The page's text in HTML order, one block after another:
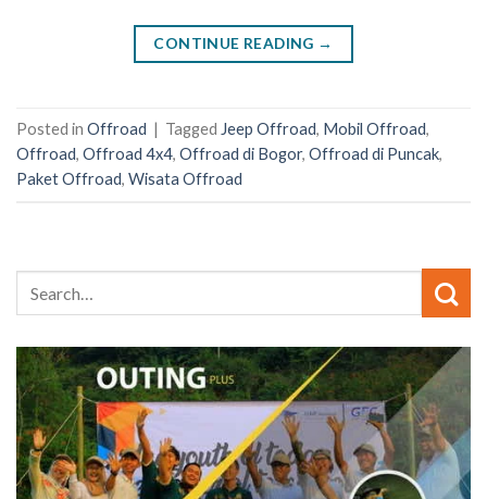
CONTINUE READING →
Posted in Offroad | Tagged Jeep Offroad, Mobil Offroad,
Offroad, Offroad 4x4, Offroad di Bogor, Offroad di Puncak,
Paket Offroad, Wisata Offroad